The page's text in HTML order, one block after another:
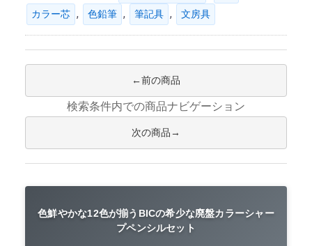
カラー芯 , 色鉛筆 , 筆記具 , 文房具
前の商品
検索条件内での商品ナビゲーション
次の商品
色鮮やかな12色が揃うBICの希少な廃盤カラーシャー
プペンシルセット